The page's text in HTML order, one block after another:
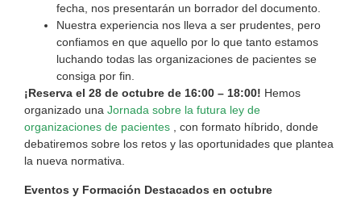
fecha, nos presentarán un borrador del documento.
Nuestra experiencia nos lleva a ser prudentes, pero
confiamos en que aquello por lo que tanto estamos
luchando todas las organizaciones de pacientes se
consiga por fin.
¡Reserva el 28 de octubre de 16:00 – 18:00! Hemos
organizado una Jornada sobre la futura ley de
organizaciones de pacientes , con formato híbrido, donde
debatiremos sobre los retos y las oportunidades que plantea
la nueva normativa.
Eventos y Formación Destacados en octubre